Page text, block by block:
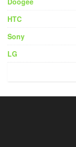
HTC
Sony
LG